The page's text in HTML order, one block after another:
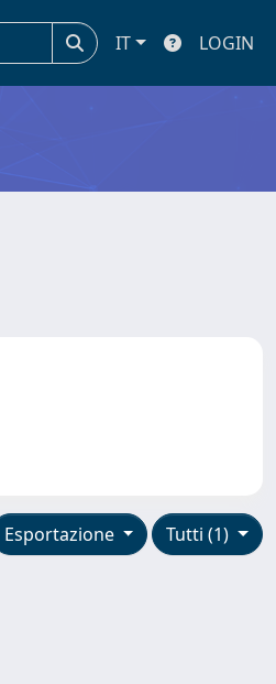
IT LOGIN
Tutti (1)
Esportazione